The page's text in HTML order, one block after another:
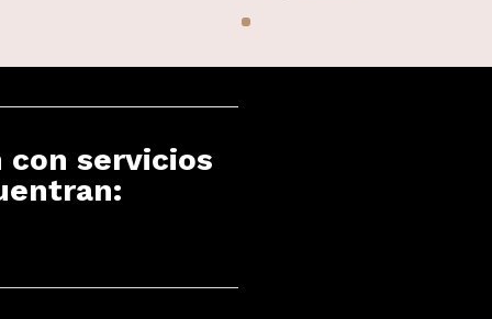
con servicios